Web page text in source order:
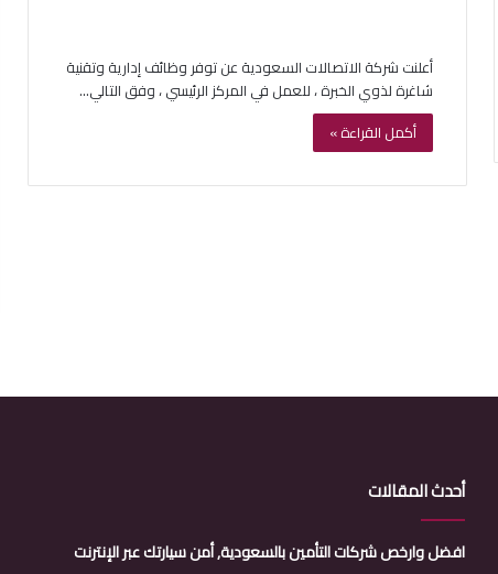
أعلنت شركة الاتصالات السعودية عن توفر وظائف إدارية وتقنية
شاغرة لذوي الخبرة ، للعمل في المركز الرئيسي ، وفق التالي…
أكمل القراءة »
أحدث المقالات
افضل وارخص شركات التأمين بالسعودية, أمن سيارتك عبر الإنترنت